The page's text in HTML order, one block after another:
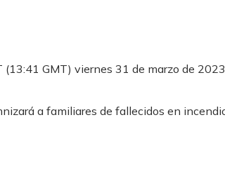
(13:41 GMT) viernes 31 de marzo de 2023